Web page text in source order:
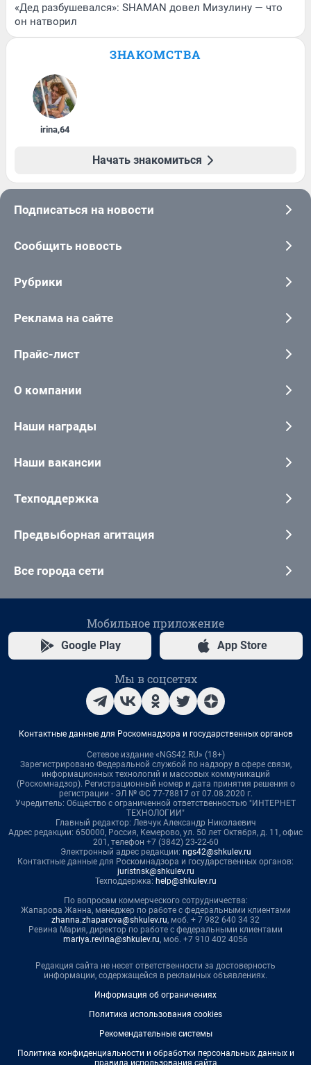
«Дед разбушевался»: SHAMAN довел Мизулину — что
он натворил
ЗНАКОМСТВА
irina,64
Начать знакомиться
Подписаться на новости
Сообщить новость
Рубрики
Реклама на сайте
Прайс-лист
О компании
Наши награды
Наши вакансии
Техподдержка
Предвыборная агитация
Все города сети
Мобильное приложение
Google Play App Store
Мы в соцсетях
Контактные данные для Роскомнадзора и государственных органов
Сетевое издание «NGS42.RU» (18+)
Зарегистрировано Федеральной службой по надзору в сфере связи,
информационных технологий и массовых коммуникаций
(Роскомнадзор). Регистрационный номер и дата принятия решения о
регистрации - ЭЛ № ФС 77-78817 от 07.08.2020 г.
Учредитель: Общество с ограниченной ответственностью "ИНТЕРНЕТ
ТЕХНОЛОГИИ"
Главный редактор: Левчук Александр Николаевич
Адрес редакции: 650000, Россия, Кемерово, ул. 50 лет Октября, д. 11, офис
201, телефон +7 (3842) 23-22-60
Электронный адрес редакции: ngs42@shkulev.ru
Контактные данные для Роскомнадзора и государственных органов:
juristnsk@shkulev.ru
Техподдержка: help@shkulev.ru
По вопросам коммерческого сотрудничества:
Жапарова Жанна, менеджер по работе с федеральными клиентами
zhanna.zhaparova@shkulev.ru, моб. + 7 982 640 34 32
Ревина Мария, директор по работе с федеральными клиентами
mariya.revina@shkulev.ru, моб. +7 910 402 4056
Редакция сайта не несет ответственности за достоверность
информации, содержащейся в рекламных объявлениях.
Информация об ограничениях
Политика использования cookies
Рекомендательные системы
Политика конфиденциальности и обработки персональных данных и
правила использования сайта